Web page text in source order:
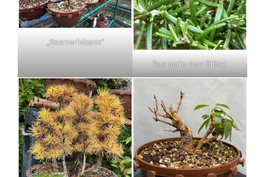
„Rosmarinbank“
Rosmarin (vor Blüte)